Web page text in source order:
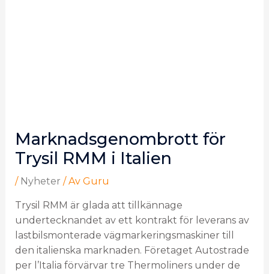
Marknadsgenombrott för
Trysil RMM i Italien
/ Nyheter / Av Guru
Trysil RMM är glada att tillkännage
undertecknandet av ett kontrakt för leverans av
lastbilsmonterade vägmarkeringsmaskiner till
den italienska marknaden. Företaget Autostrade
per l’Italia förvärvar tre Thermoliners under de